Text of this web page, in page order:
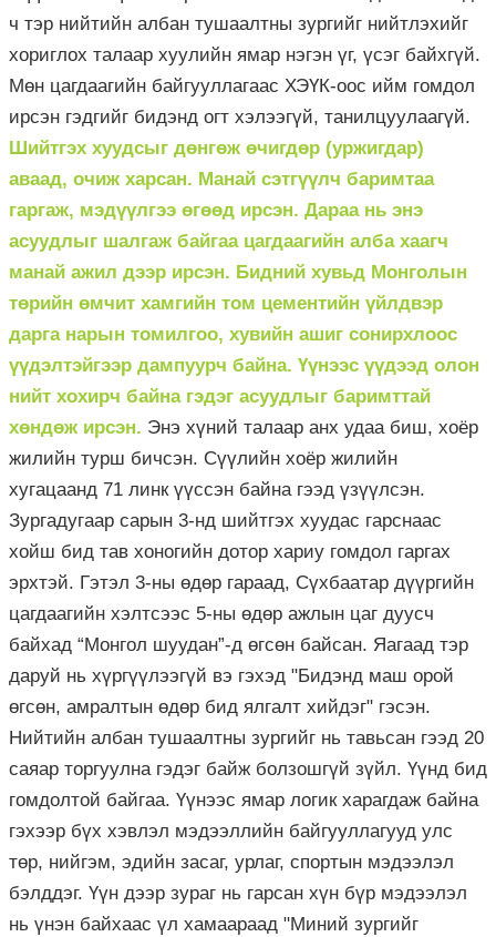
ч тэр нийтийн албан тушаалтны зургийг нийтлэхийг
хориглох талаар хуулийн ямар нэгэн үг, үсэг байхгүй.
Мөн цагдаагийн байгууллагаас ХЭҮК-оос ийм гомдол
ирсэн гэдгийг бидэнд огт хэлээгүй, танилцуулаагүй.
Шийтгэх хуудсыг дөнгөж өчигдөр (уржигдар)
аваад, очиж харсан. Манай сэтгүүлч баримтаа
гаргаж, мэдүүлгээ өгөөд ирсэн. Дараа нь энэ
асуудлыг шалгаж байгаа цагдаагийн алба хаагч
манай ажил дээр ирсэн. Бидний хувьд Монголын
төрийн өмчит хамгийн том цементийн үйлдвэр
дарга нарын томилгоо, хувийн ашиг сонирхлоос
үүдэлтэйгээр дампуурч байна. Үүнээс үүдээд олон
нийт хохирч байна гэдэг асуудлыг баримттай
хөндөж ирсэн. Энэ хүний талаар анх удаа биш, хоёр
жилийн турш бичсэн. Сүүлийн хоёр жилийн
хугацаанд 71 линк үүссэн байна гээд үзүүлсэн.
Зургадугаар сарын 3-нд шийтгэх хуудас гарснаас
хойш бид тав хоногийн дотор хариу гомдол гаргах
эрхтэй. Гэтэл 3-ны өдөр гараад, Сүхбаатар дүүргийн
цагдаагийн хэлтсээс 5-ны өдөр ажлын цаг дуусч
байхад “Монгол шуудан”-д өгсөн байсан. Яагаад тэр
даруй нь хүргүүлээгүй вэ гэхэд "Бидэнд маш орой
өгсөн, амралтын өдөр бид ялгалт хийдэг" гэсэн.
Нийтийн албан тушаалтны зургийг нь тавьсан гээд 20
саяар торгуулна гэдэг байж болзошгүй зүйл. Үүнд бид
гомдолтой байгаа. Үүнээс ямар логик харагдаж байна
гэхээр бүх хэвлэл мэдээллийн байгууллагууд улс
төр, нийгэм, эдийн засаг, урлаг, спортын мэдээлэл
бэлддэг. Үүн дээр зураг нь гарсан хүн бүр мэдээлэл
нь үнэн байхаас үл хамаараад "Миний зургийг